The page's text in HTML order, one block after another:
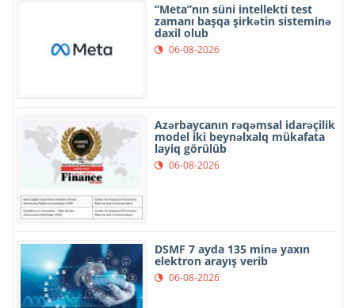
“Meta”nın süni intellekti test
zamanı başqa şirkətin sisteminə
daxil olub
06-08-2026
Azərbaycanın rəqəmsal idarəçilik
model iki beynəlxalq mükafata
layiq görülüb
06-08-2026
DSMF 7 ayda 135 minə yaxın
elektron arayış verib
06-08-2026